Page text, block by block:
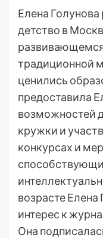
Елена
детство в
традиционной
ценились
предоставила
возможностей
кружки и
конкурсах и
возрасте
интерес к
Она